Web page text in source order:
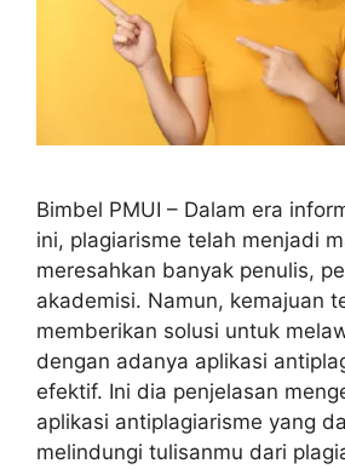
Bimbel PMUI – Dalam era
ini, plagiarisme telah menjadi
meresahkan banyak penulis,
akademisi. Namun, kemajuan
memberikan solusi untuk
dengan adanya aplikasi
efektif. Ini dia penjelasan
aplikasi antiplagiarisme yang
melindungi tulisanmu dari